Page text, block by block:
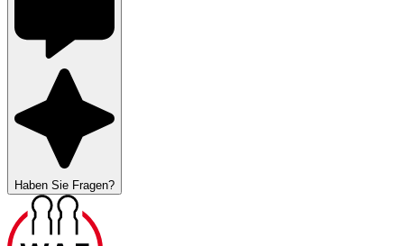
Haben Sie Fragen?